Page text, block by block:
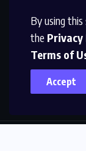
By using
the Privacy
Terms of
Accept